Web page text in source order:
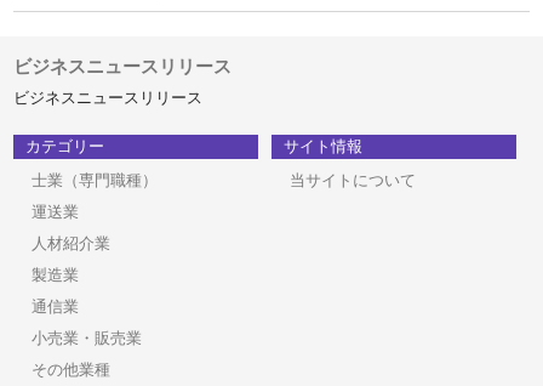
ビジネスニュースリリース
ビジネスニュースリリース
カテゴリー
士業（専門職種）
運送業
人材紹介業
製造業
通信業
小売業・販売業
その他業種
サイト情報
当サイトについて